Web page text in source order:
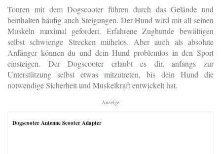
Touren mit dem Dogscooter führen durch das Gelände und
beinhalten häufig auch Steigungen. Der Hund wird mit all seinen
Muskeln maximal gefordert. Erfahrene Zughunde bewältigen
selbst schwierige Strecken mühelos. Aber auch als absolute
Anfänger können du und dein Hund problemlos in den Sport
einsteigen. Der Dogscooter erlaubt es dir, anfangs zur
Unterstützung selbst etwas mitzutreten, bis dein Hund die
notwendige Sicherheit und Muskelkraft entwickelt hat.
Anzeige
Dogscooter Antenne Scooter Adapter